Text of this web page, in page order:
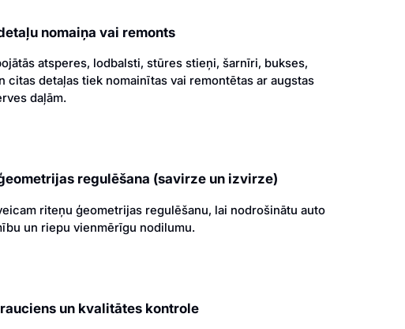
nomaiņa vai remonts
atsperes, lodbalsti, stūres stieņi, šarnīri, bukses,
citas detaļas tiek nomainītas vai remontētas ar augstas
daļām.
regulēšana (savirze un izvirze)
riteņu ģeometrijas regulēšanu, lai nodrošinātu auto
un riepu vienmērīgu nodilumu.
un kvalitātes kontrole